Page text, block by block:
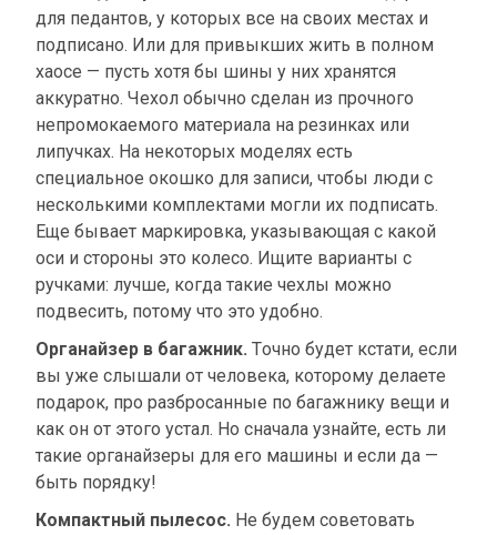
для педантов, у которых все на своих местах и
подписано. Или для привыкших жить в полном
хаосе — пусть хотя бы шины у них хранятся
аккуратно. Чехол обычно сделан из прочного
непромокаемого материала на резинках или
липучках. На некоторых моделях есть
специальное окошко для записи, чтобы люди с
несколькими комплектами могли их подписать.
Еще бывает маркировка, указывающая с какой
оси и стороны это колесо. Ищите варианты с
ручками: лучше, когда такие чехлы можно
подвесить, потому что это удобно.
Органайзер в багажник. Точно будет кстати, если
вы уже слышали от человека, которому делаете
подарок, про разбросанные по багажнику вещи и
как он от этого устал. Но сначала узнайте, есть ли
такие органайзеры для его машины и если да —
быть порядку!
Компактный пылесос. Не будем советовать